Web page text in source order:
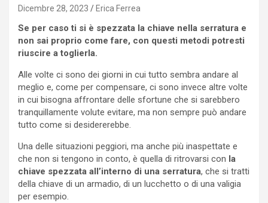
Dicembre 28, 2023 Erica Ferrea
Se per caso ti si è spezzata la chiave nella serratura e
non sai proprio come fare, con questi metodi potresti
riuscire a toglierla.
Alle volte ci sono dei giorni in cui tutto sembra andare al
meglio e, come per compensare, ci sono invece altre volte
in cui bisogna affrontare delle sfortune che si sarebbero
tranquillamente volute evitare, ma non sempre può andare
tutto come si desidererebbe.
Una delle situazioni peggiori, ma anche più inaspettate e
che non si tengono in conto, è quella di ritrovarsi con la
chiave spezzata all’interno di una serratura, che si tratti
della chiave di un armadio, di un lucchetto o di una valigia
per esempio.